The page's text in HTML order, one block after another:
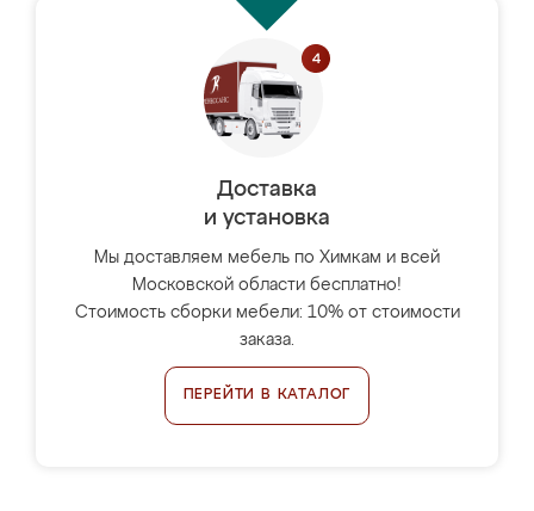
Доставка
и установка
Мы доставляем мебель по Химкам и всей
Московской области бесплатно!
Стоимость сборки мебели: 10% от стоимости
заказа.
ПЕРЕЙТИ В КАТАЛОГ